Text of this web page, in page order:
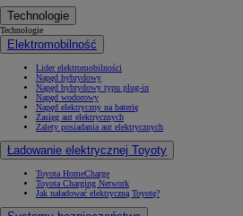
Technologie
Technologie
Elektromobilność
Lider elektromobilności
Napęd hybrydowy
Napęd hybrydowy typu plug-in
Napęd wodorowy
Napęd elektryczny na baterię
Zasięg aut elektrycznych
Zalety posiadania aut elektrycznych
Ładowanie elektrycznej Toyoty
Toyota HomeCharge
Toyota Charging Network
Jak naładować elektryczną Toyotę?